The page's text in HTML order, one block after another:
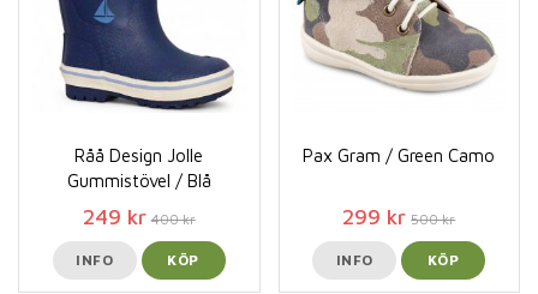
Råå Design Jolle
Gummistövel / Blå
249 kr 400 kr
INFO KÖP
Pax Gram / Green Camo
299 kr 500 kr
INFO KÖP